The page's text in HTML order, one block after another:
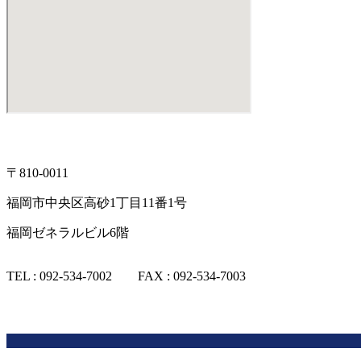
〒810-0011
福岡市中央区高砂1丁目11番1号
福岡ゼネラルビル6階
TEL : 092-534-7002 FAX : 092-534-7003